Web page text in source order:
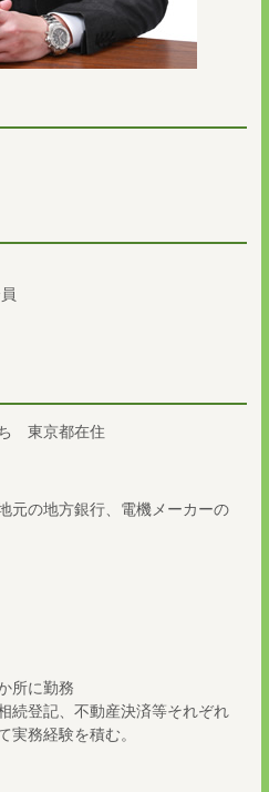
東京都在住
元の地方銀行、電機メーカーの
所に勤務
続登記、不動産決済等それぞれ
実務経験を積む。